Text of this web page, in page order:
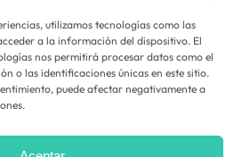
utilizamos tecnologías como las
a la información del dispositivo. El
nos permitirá procesar datos como el
o las identificaciones únicas en este sitio.
puede afectar negativamente a
Instagram
es un espacio de viajes,
guías y cuadernos de
quienes nunca dejan de